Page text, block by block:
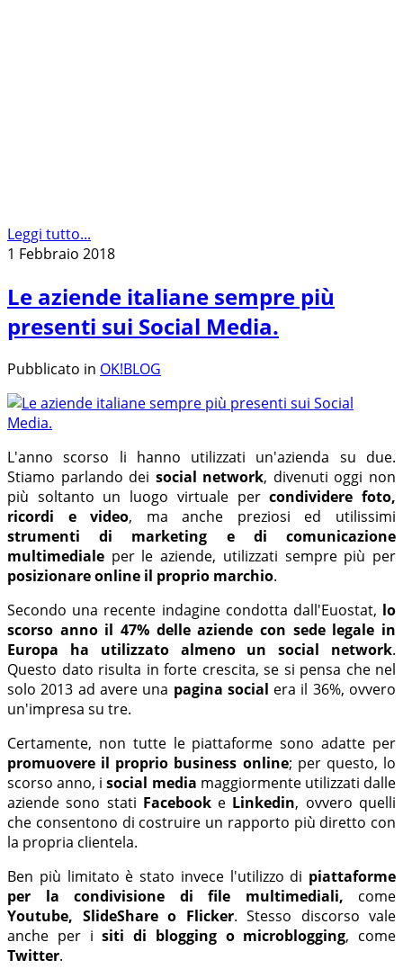
Leggi tutto...
1 Febbraio 2018
Le aziende italiane sempre più
presenti sui Social Media.
Pubblicato in OK!BLOG
L'anno scorso li hanno utilizzati un'azienda su due.
Stiamo parlando dei social network, divenuti oggi non
più soltanto un luogo virtuale percondividere foto,
ricordi e video, ma anche preziosi ed utilissimi
strumenti di marketing e di comunicazione
multimediale per le aziende, utilizzati sempre più per
posizionare online il proprio marchio.
Secondo una recente indagine condotta dall'Euostat, lo
scorso anno il 47% delle aziende con sede legale in
Europa ha utilizzato almeno un social network.
Questo dato risulta in forte crescita, se si pensa che nel
solo 2013 ad avere una pagina social era il 36%, ovvero
un'impresa su tre.
Certamente, non tutte le piattaforme sono adatte per
promuovere il proprio business online; per questo, lo
scorso anno, isocial media maggiormente utilizzati dalle
aziende sono stati Facebooke Linkedin, ovvero quelli
che consentono di costruire un rapporto più diretto con
la propria clientela.
Ben più limitato è stato invece l'utilizzo di piattaforme
per la condivisione di file multimediali, come
Youtube, SlideShare o Flicker. Stesso discorso vale
anche per isiti di blogging o microblogging, come
Twitter.